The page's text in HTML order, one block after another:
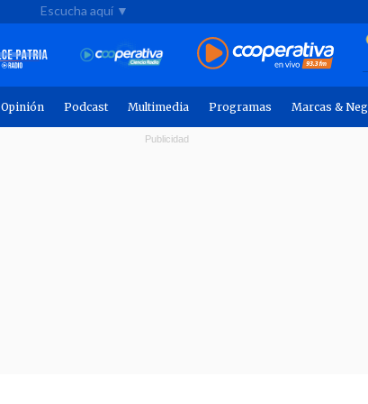
Escucha aquí ▼
Opinión Podcast Multimedia Programas Marcas &